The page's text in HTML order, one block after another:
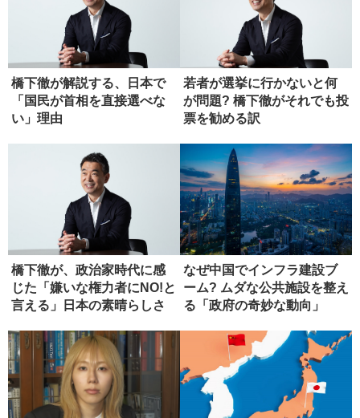
橋下徹が解説する、日本で
「国民が首相を直接選べな
い」理由
若者が選挙に行かないと何
が問題? 橋下徹がそれでも投
票を勧める訳
橋下徹が、政治家時代に感
じた「嫌いな権力者にNO!と
言える」日本の素晴らしさ
なぜ中国でインフラ建設ブ
ーム? ムダな公共施設を整え
る「政府の奇妙な動向」